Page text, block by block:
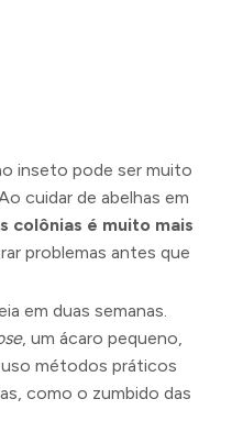
inseto pode ser muito
cuidar de abelhas em
colônias é muito mais
problemas antes que
em duas semanas.
, um ácaro pequeno,
uso métodos práticos
como o zumbido das